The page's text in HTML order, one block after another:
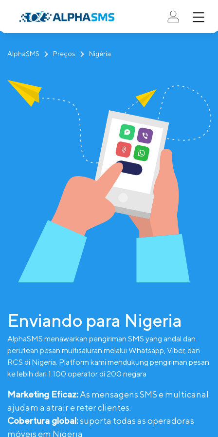
AlphaSMS Preços Nigéria
Enviando para Nigeria
AlphaSMS menawarkan pengiriman SMS yang andal dan
perutean pesan multisaluran melalui Whatsapp, Viber, dan
RCS di Nigeria. Platform kami mendukung pengiriman pesan
ke lebih dari 1.100 operator di 200 negara
Marketing Eficaz:As mensagens SMS e multicanal
ajudam a atrair e reter clientes.
Cobertura global:suporta todas as operadoras
móveis em Nigeria